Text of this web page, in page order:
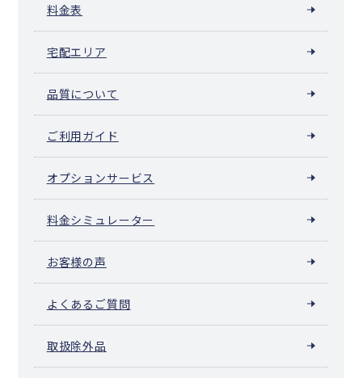
料金表
宅配エリア
品質について
ご利用ガイド
オプションサービス
料金シミュレーター
お客様の声
よくあるご質問
取扱除外品